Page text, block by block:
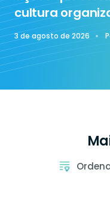
cultura
3 de agosto de 2026